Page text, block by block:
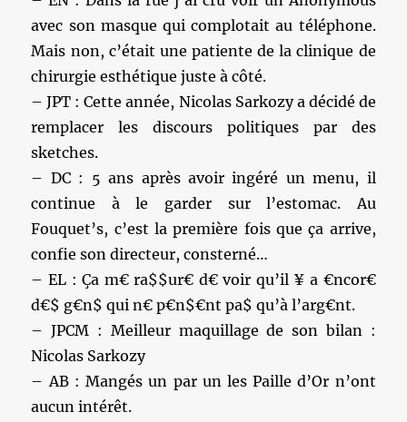
avec son masque qui complotait au téléphone.
Mais non, c’était une patiente de la clinique de
chirurgie esthétique juste à côté.
– JPT : Cette année, Nicolas Sarkozy a décidé de
remplacer les discours politiques par des
sketches.
– DC : 5 ans après avoir ingéré un menu, il
continue à le garder sur l’estomac. Au
Fouquet’s, c’est la première fois que ça arrive,
confie son directeur, consterné…
– EL : Ça m€ ra$$ur€ d€ voir qu’il ¥ a €ncor€
d€$ g€n$ qui n€ p€n$€nt pa$ qu’à l’arg€nt.
– JPCM : Meilleur maquillage de son bilan :
Nicolas Sarkozy
– AB : Mangés un par un les Paille d’Or n’ont
aucun intérêt.